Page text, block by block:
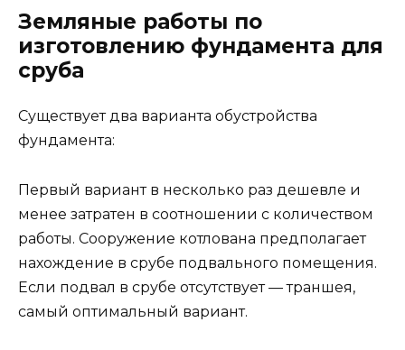
Земляные работы по
изготовлению фундамента для
сруба
Существует два варианта обустройства
фундамента:
Первый вариант в несколько раз дешевле и
менее затратен в соотношении с количеством
работы. Сооружение котлована предполагает
нахождение в срубе подвального помещения.
Если подвал в срубе отсутствует — траншея,
самый оптимальный вариант.